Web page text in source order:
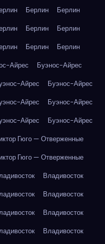
Берлин
Берлин
Берлин
Берлин
Берлин
Берлин
Айрес
Буэнос-Айрес
Айрес
Буэнос-Айрес
Айрес
Буэнос-Айрес
Айрес
Буэнос-Айрес
Гюго — Отверженные
Гюго — Отверженные
Владивосток
Владивосток
Владивосток
Владивосток